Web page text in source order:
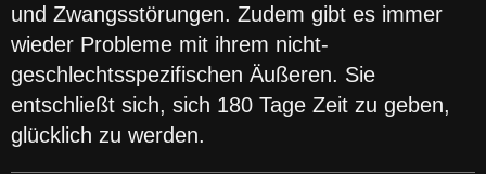
und Zwangsstörungen. Zudem gibt es immer
wieder Probleme mit ihrem nicht-
geschlechtsspezifischen Äußeren. Sie
entschließt sich, sich 180 Tage Zeit zu geben,
glücklich zu werden.